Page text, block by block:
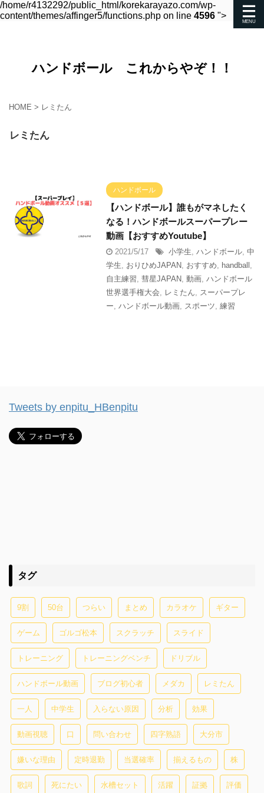
/home/r4132292/public_html/korekarayazo.com/wp-
content/themes/affinger5/functions.php on line 4596 ">
ハンドボール これからやぞ！！
HOME > レミたん
レミたん
ハンドボール
【ハンドボール】誰もがマネしたく
なる！ハンドボールスーパープレー
動画【おすすめYoutube】
2021/5/17 小学生, ハンドボール, 中
学生, おりひめJAPAN, おすすめ, handball ,
自主練習, 彗星JAPAN, 動画, ハンドボール
世界選手権大会, レミたん, スーパープレ
ー, ハンドボール動画, スポーツ, 練習
Tweets by enpitu_HBenpitu
タグ
9割 50台 つらい まとめ カラオケ ギター
ゲーム ゴルゴ松本 スクラッチ スライド
トレーニング トレーニングベンチ ドリブル
ハンドボール動画 ブログ初心者 メダカ レミたん
一人 中学生 入らない原因 分析 効果
動画視聴 口 問い合わせ 四字熟語 大分市
嫌いな理由 定時退勤 当選確率 揃えるもの 株
歌詞 死にたい 水槽セット 活躍 証拠 評価